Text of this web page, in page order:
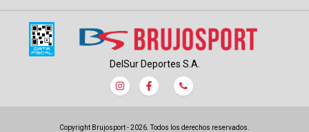
DelSur Deportes S.A.
Copyright Brujosport - 2026. Todos los derechos reservados.